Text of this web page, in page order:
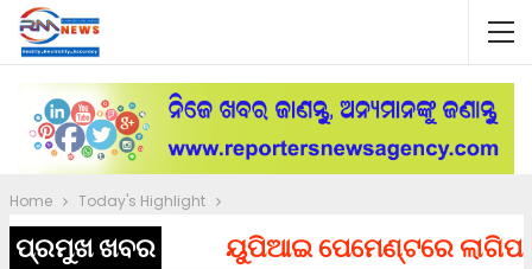
Home Today's Highlight
ପ୍ରମୁଖ ଖବର ୟୁପିଆଇ ପେମେଣ୍ଟରେ ଲାଗିପାରେ